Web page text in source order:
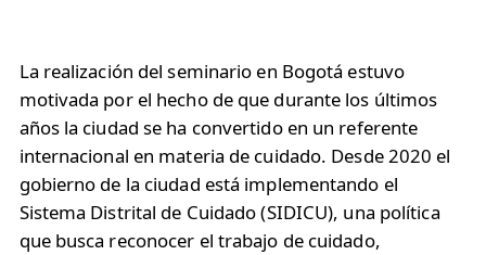
La realización del seminario en Bogotá estuvo
motivada por el hecho de que durante los últimos
años la ciudad se ha convertido en un referente
internacional en materia de cuidado. Desde 2020 el
gobierno de la ciudad está implementando el
Sistema Distrital de Cuidado (SIDICU), una política
que busca reconocer el trabajo de cuidado,